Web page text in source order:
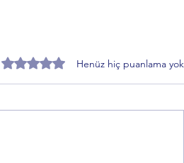
5 üzerinden 0 yıldızHenüz hiç puanlama yok